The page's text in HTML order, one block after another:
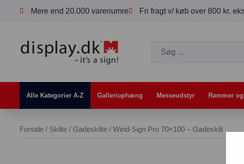
Mere end 20.000 varenumre Fri fragt v/ køb over 800 kr.
Alle Kategorier A-Z Galleriophæng Messeudstyr Rammer
Forside / Skilte / Gadeskilte / Wind-Sign Pro 70×100 – Gadeskilt